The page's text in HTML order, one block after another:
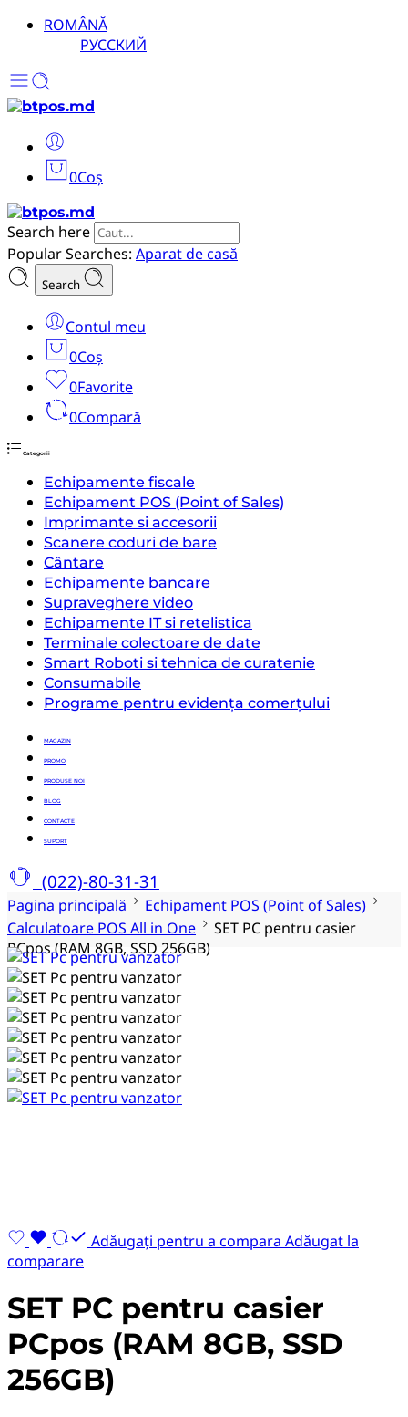
ROMÂNĂ
РУССКИЙ
0Coș
Search here
Popular Searches: Aparat de casă
Search
Contul meu
0Coș
0Favorite
0Compară
Categorii
Echipamente fiscale
Echipament POS (Point of Sales)
Imprimante si accesorii
Scanere coduri de bare
Cântare
Echipamente bancare
Supraveghere video
Echipamente IT si retelistica
Terminale colectoare de date
Smart Roboti si tehnica de curatenie
Consumabile
Programe pentru evidența comerțului
MAGAZIN
PROMO
PRODUSE NOI
BLOG
CONTACTE
SUPORT
(022)-80-31-31
Pagina principală
Echipament POS (Point of Sales)
Calculatoare POS All in One
SET PC pentru casier
PCpos (RAM 8GB, SSD 256GB)
Adăugați pentru a compara Adăugat la
comparare
SET PC pentru casier
PCpos (RAM 8GB, SSD
256GB)